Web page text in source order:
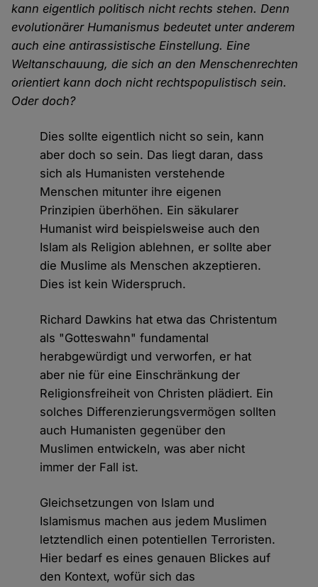
kann eigentlich politisch nicht rechts stehen. Denn
evolutionärer Humanismus bedeutet unter anderem
auch eine antirassistische Einstellung. Eine
Weltanschauung, die sich an den Menschenrechten
orientiert kann doch nicht rechtspopulistisch sein.
Oder doch?
Dies sollte eigentlich nicht so sein, kann
aber doch so sein. Das liegt daran, dass
sich als Humanisten verstehende
Menschen mitunter ihre eigenen
Prinzipien überhöhen. Ein säkularer
Humanist wird beispielsweise auch den
Islam als Religion ablehnen, er sollte aber
die Muslime als Menschen akzeptieren.
Dies ist kein Widerspruch.
Richard Dawkins hat etwa das Christentum
als "Gotteswahn" fundamental
herabgewürdigt und verworfen, er hat
aber nie für eine Einschränkung der
Religionsfreiheit von Christen plädiert. Ein
solches Differenzierungsvermögen sollten
auch Humanisten gegenüber den
Muslimen entwickeln, was aber nicht
immer der Fall ist.
Gleichsetzungen von Islam und
Islamismus machen aus jedem Muslimen
letztendlich einen potentiellen Terroristen.
Hier bedarf es eines genauen Blickes auf
den Kontext, wofür sich das